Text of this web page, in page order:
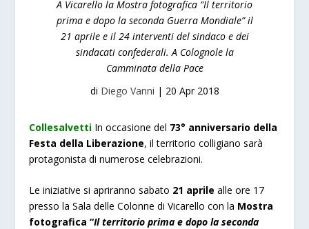
A Vicarello la Mostra fotografica “Il territorio
prima e dopo la seconda Guerra Mondiale” il
21 aprile e il 24 interventi del sindaco e dei
sindacati confederali. A Colognole la
Camminata della Pace
di Diego Vanni | 20 Apr 2018
Collesalvetti In occasione del 73° anniversario della
Festa della Liberazione, il territorio colligiano sarà
protagonista di numerose celebrazioni.
Le iniziative si apriranno sabato 21 aprile alle ore 17
presso la Sala delle Colonne di Vicarello con la Mostra
fotografica “Il territorio prima e dopo la seconda